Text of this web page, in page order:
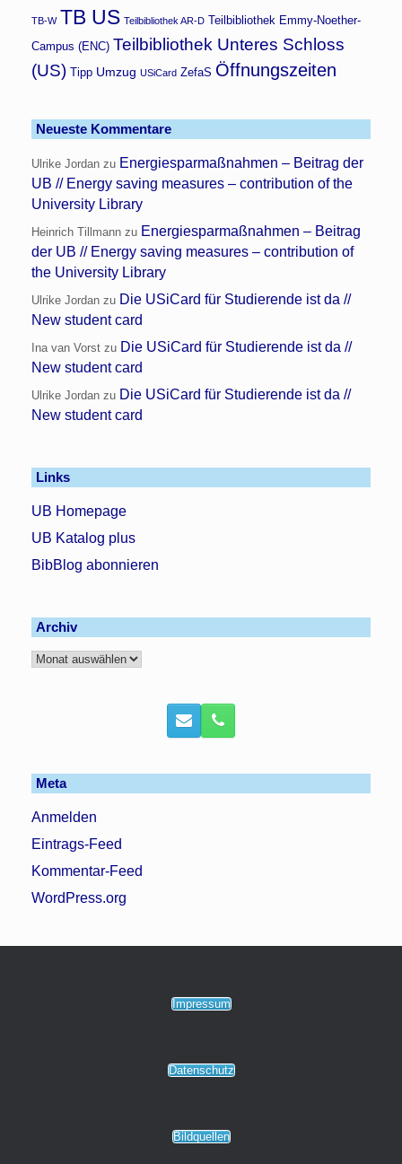
TB-W TB US Teilbibliothek AR-D Teilbibliothek Emmy-Noether-
Campus (ENC) Teilbibliothek Unteres Schloss
(US)
Tipp Umzug USiCard ZefaS Öffnungszeiten
Neueste Kommentare
Ulrike Jordan zu Energiesparmaßnahmen – Beitrag der
UB // Energy saving measures – contribution of the
University Library
Heinrich Tillmann zu Energiesparmaßnahmen – Beitrag
der UB // Energy saving measures – contribution of
the University Library
Ulrike Jordan zu Die USiCard für Studierende ist da //
New student card
Ina van Vorst zu Die USiCard für Studierende ist da //
New student card
Ulrike Jordan zu Die USiCard für Studierende ist da //
New student card
Links
UB Homepage
UB Katalog plus
BibBlog abonnieren
Archiv
Archiv
Meta
Anmelden
Eintrags-Feed
Kommentar-Feed
WordPress.org
Impressum
Datenschutz
Bildquellen